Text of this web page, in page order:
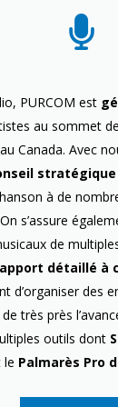
PURCOM est
au sommet
Canada. Avec
stratégique
à de
s’assure
de
détaillé à
d’organiser des
très près
outils dont
le Palmarès Pro